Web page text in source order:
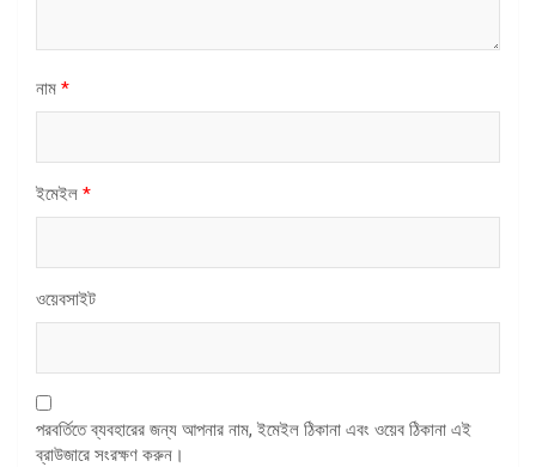
নাম *
ইমেইল *
ওয়েবসাইট
পরবর্তিতে ব্যবহারের জন্য আপনার নাম, ইমেইল ঠিকানা এবং ওয়েব ঠিকানা এই
ব্রাউজারে সংরক্ষণ করুন।